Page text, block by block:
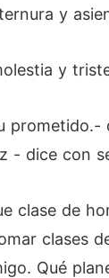
y
y
dice con
clase de
clases
Qué